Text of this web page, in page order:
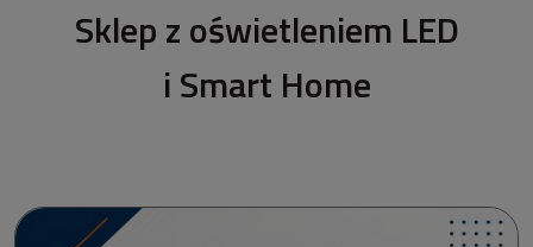
Sklep z oświetleniem LED
i Smart Home